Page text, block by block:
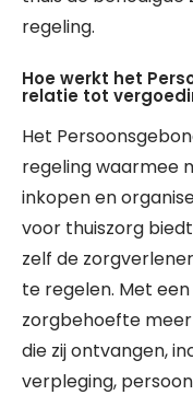
regeling.
Hoe werkt het
relatie tot
Het
regeling waarmee
inkopen en
voor thuiszorg
zelf de
te regelen. Met
zorgbehoefte
die zij ontvangen,
verpleging,